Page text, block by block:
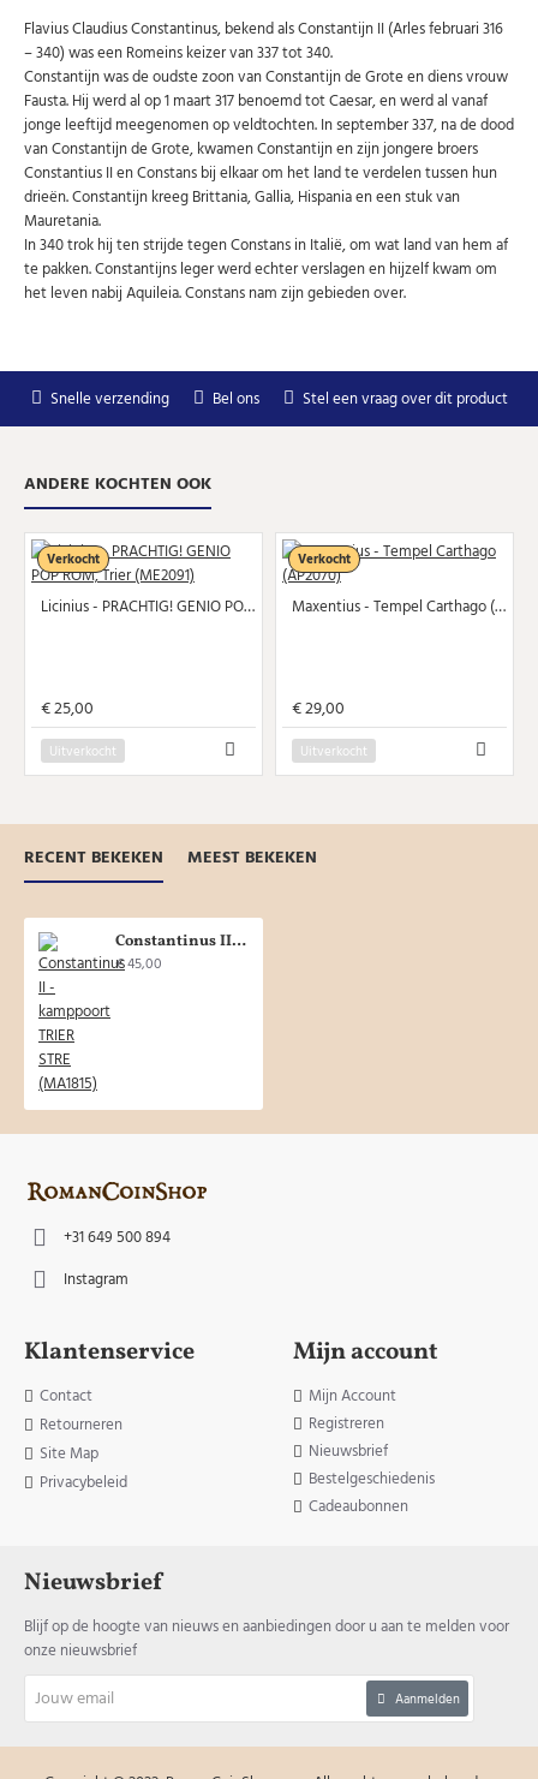
Abonneer u op onze nieuwsbrief
Schrijf u in voor onze gratis nieuwsbrief en ontvang
wekelijks een overzicht van de nieuwste munten en
speciale aanbiedingen.
Uw
U kunt zich op elk moment weer afmelden via de nieuwsbrief.
Flavius Claudius Constantinus, bekend als Constantijn II (Arles februari 316
– 340) was een Romeins keizer van 337 tot 340.
Constantijn was de oudste zoon van Constantijn de Grote en diens vrouw
Fausta. Hij werd al op 1 maart 317 benoemd tot Caesar, en werd al vanaf
jonge leeftijd meegenomen op veldtochten. In september 337, na de dood
van Constantijn de Grote, kwamen Constantijn en zijn jongere broers
Constantius II en Constans bij elkaar om het land te verdelen tussen hun
drieën. Constantijn kreeg Brittania, Gallia, Hispania en een stuk van
Mauretania.
In 340 trok hij ten strijde tegen Constans in Italië, om wat land van hem af
te pakken. Constantijns leger werd echter verslagen en hijzelf kwam om
het leven nabij Aquileia. Constans nam zijn gebieden over.
Snelle verzending Bel ons Stel een vraag over dit product
ANDERE KOCHTEN OOK
Verkocht
Licinius - PRACHTIG! GENIO POP ROM, Trier (ME2091)
€ 25,00
Uitverkocht
Verkocht
Maxentius - Tempel Carthago (AP2070)
€ 29,00
Uitverkocht
RECENT BEKEKEN MEEST BEKEKEN
Constantinus II - kamppoort TRIER STRE (MA1815)
€ 45,00
+31 649 500 894
Instagram
Klantenservice
Contact
Retourneren
Site Map
Privacybeleid
Mijn account
Mijn Account
Registreren
Nieuwsbrief
Bestelgeschiedenis
Cadeaubonnen
Nieuwsbrief
Blijf op de hoogte van nieuws en aanbiedingen door u aan te melden voor
onze nieuwsbrief
email
Aanmelden